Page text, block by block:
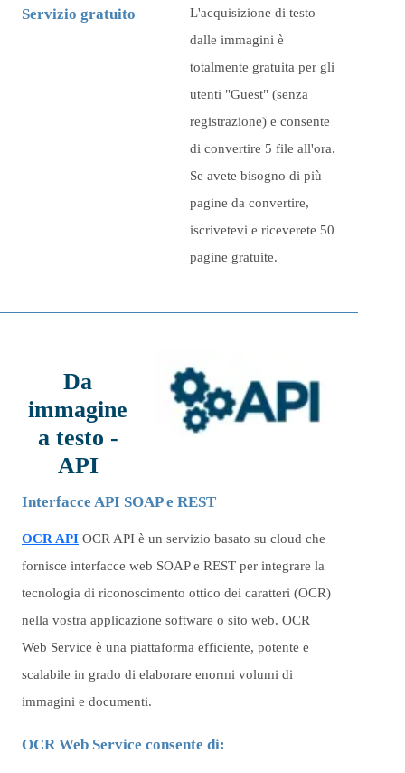
Servizio gratuito
L'acquisizione di testo
dalle immagini è
totalmente gratuita per gli
utenti "Guest" (senza
registrazione) e consente
di convertire 5 file all'ora.
Se avete bisogno di più
pagine da convertire,
iscrivetevi e riceverete 50
pagine gratuite.
Da
immagine
a testo -
API
Interfacce API SOAP e REST
OCR API OCR API è un servizio basato su cloud che
fornisce interfacce web SOAP e REST per integrare la
tecnologia di riconoscimento ottico dei caratteri (OCR)
nella vostra applicazione software o sito web. OCR
Web Service è una piattaforma efficiente, potente e
scalabile in grado di elaborare enormi volumi di
immagini e documenti.
OCR Web Service consente di: